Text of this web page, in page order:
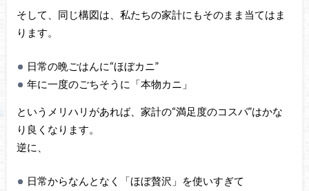
そして、同じ構図は、私たちの家計にもそのまま当てはま
ります。
日常の晩ごはんに“ほぼカニ”
年に一度のごちそうに「本物カニ」
というメリハリがあれば、家計の“満足度のコスパ”はかな
り良くなります。
逆に、
日常からなんとなく「ほぼ贅沢」を使いすぎて